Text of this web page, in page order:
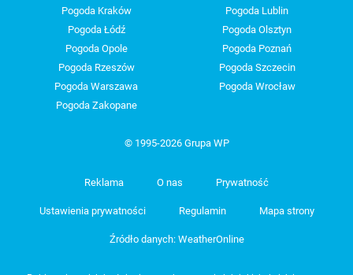
Pogoda Kraków
Pogoda Lublin
Pogoda Łódź
Pogoda Olsztyn
Pogoda Opole
Pogoda Poznań
Pogoda Rzeszów
Pogoda Szczecin
Pogoda Warszawa
Pogoda Wrocław
Pogoda Zakopane
© 1995-2026 Grupa WP
Reklama O nas Prywatność
Ustawienia prywatności Regulamin Mapa strony
Źródło danych: WeatherOnline